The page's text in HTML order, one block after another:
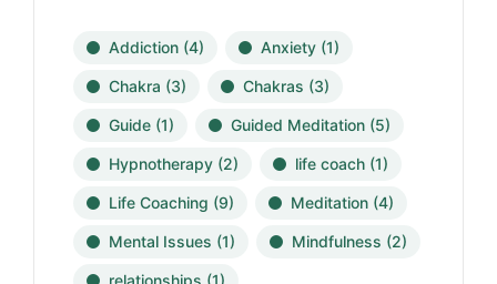
Addiction (4) Anxiety (1)
Chakra (3) Chakras (3)
Guide (1) Guided Meditation (5)
Hypnotherapy (2) life coach (1)
Life Coaching (9) Meditation (4)
Mental Issues (1) Mindfulness (2)
relationships (1)